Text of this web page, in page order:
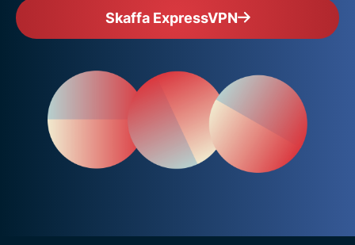
Skaffa ExpressVPN